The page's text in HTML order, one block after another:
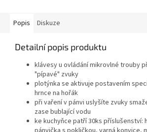
Popis Diskuze
Detailní popis produktu
klávesy u ovládání mikrovlné trouby
"pípavé" zvuky
plotýnka se aktivuje postavením
hrnce na hořák
při vaření v pánvi uslyšíte zvuky
zase bublající vodu
ke kuchyňce patří 30ks příslušenství: